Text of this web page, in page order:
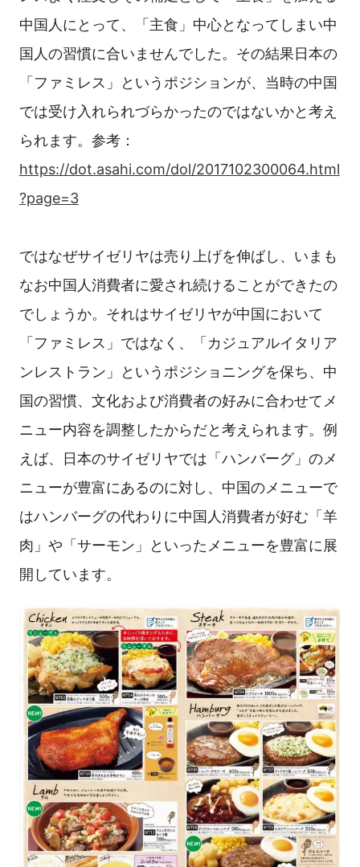
中国人にとって、「主食」中心となってしまい中
国人の習慣に合いませんでした。その結果日本の
「ファミレス」というポジションが、当時の中国
では受け入れられづらかったのではないかと考え
られます。参考：
https://dot.asahi.com/dol/2017102300064.html
?page=3
ではなぜサイゼリヤは売り上げを伸ばし、いまも
なお中国人消費者に愛され続けることができたの
でしょうか。それはサイゼリヤが中国において
「ファミレス」ではなく、「カジュアルイタリア
ンレストラン」というポジショニングを保ち、中
国の習慣、文化および消費者の好みに合わせてメ
ニュー内容を調整したからだと考えられます。例
えば、日本のサイゼリヤでは「ハンバーグ」のメ
ニューが豊富にあるのに対し、中国のメニューで
はハンバーグの代わりに中国人消費者が好む「羊
肉」や「サーモン」といったメニューを豊富に展
開しています。